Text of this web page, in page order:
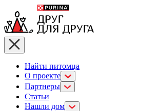
Найти питомца
О проекте
Партнеры
Статьи
Нашли дом